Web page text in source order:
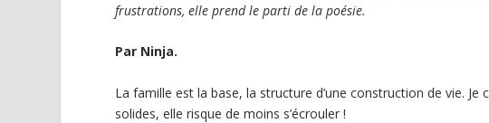
frustrations, elle prend le parti de la poésie.
Par Ninja.
La famille est la base, la structure d’une construction de vie.
solides, elle risque de moins s’écrouler !